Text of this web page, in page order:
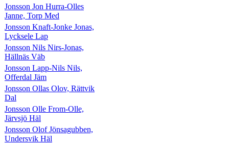
Jonsson Jon Hurra-Olles
Janne, Torp Med
Jonsson Knaft-Jonke Jonas,
Lycksele Lap
Jonsson Nils Nirs-Jonas,
Hällnäs Väb
Jonsson Lapp-Nils Nils,
Offerdal Jäm
Jonsson Ollas Olov, Rättvik
Dal
Jonsson Olle From-Olle,
Järvsjö Häl
Jonsson Olof Jönsagubben,
Undersvik Häl